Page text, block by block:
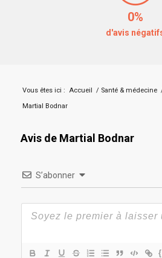
0%
d'avis
Vous êtes ici : Accueil / Santé & médecine
Martial Bodnar
Avis de Martial Bodnar
S’abonner